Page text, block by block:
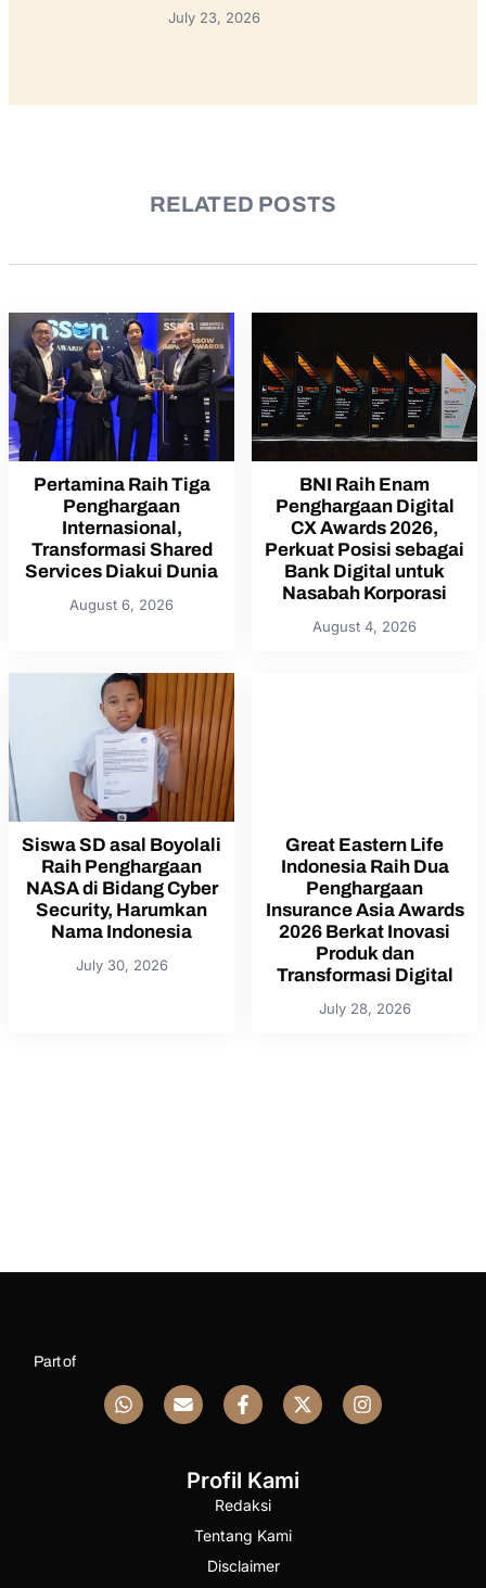
July 23, 2026
RELATED POSTS
Pertamina Raih Tiga
Penghargaan
Internasional,
Transformasi Shared
Services Diakui Dunia
August 6, 2026
BNI Raih Enam
Penghargaan Digital
CX Awards 2026,
Perkuat Posisi sebagai
Bank Digital untuk
Nasabah Korporasi
August 4, 2026
Siswa SD asal Boyolali
Raih Penghargaan
NASA di Bidang Cyber
Security, Harumkan
Nama Indonesia
July 30, 2026
Great Eastern Life
Indonesia Raih Dua
Penghargaan
Insurance Asia Awards
2026 Berkat Inovasi
Produk dan
Transformasi Digital
July 28, 2026
Part of
Profil Kami
Redaksi
Tentang Kami
Disclaimer